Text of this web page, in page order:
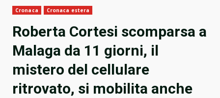
Cronaca Cronaca estera
Roberta Cortesi scomparsa a
Malaga da 11 giorni, il
mistero del cellulare
ritrovato, si mobilita anche